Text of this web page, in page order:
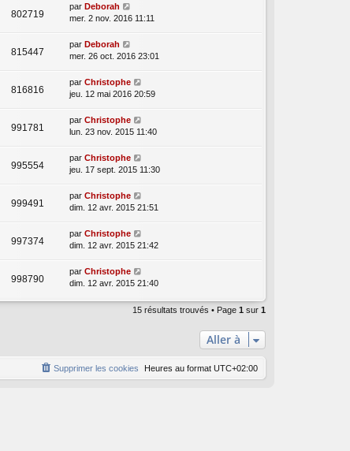
802719
par Deborah
mer. 2 nov. 2016 11:11
815447
par Deborah
mer. 26 oct. 2016 23:01
816816
par Christophe
jeu. 12 mai 2016 20:59
991781
par Christophe
lun. 23 nov. 2015 11:40
995554
par Christophe
jeu. 17 sept. 2015 11:30
999491
par Christophe
dim. 12 avr. 2015 21:51
997374
par Christophe
dim. 12 avr. 2015 21:42
998790
par Christophe
dim. 12 avr. 2015 21:40
15 résultats trouvés • Page 1 sur 1
Aller à
Heures au format UTC+02:00
Supprimer les cookies